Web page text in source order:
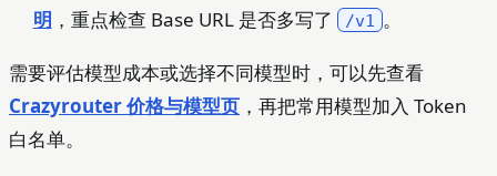
明 ，重点检查 Base URL 是否多写了 /v1 。
需要评估模型成本或选择不同模型时，可以先查看
Crazyrouter 价格与模型页 ，再把常用模型加入 Token
白名单。